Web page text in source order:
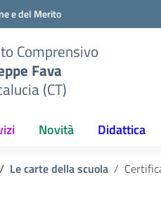
e del Merito
Comprensivo
Fava
(CT)
Novità Didattica
Le carte della scuola